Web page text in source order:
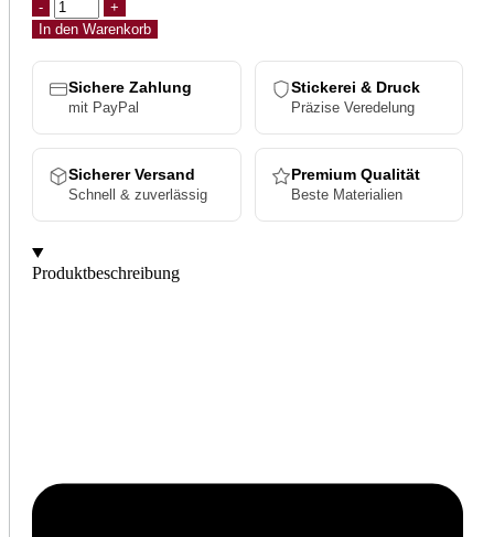
In den Warenkorb
Sichere Zahlung
mit PayPal
Stickerei & Druck
Präzise Veredelung
Sicherer Versand
Schnell & zuverlässig
Premium Qualität
Beste Materialien
Produktbeschreibung